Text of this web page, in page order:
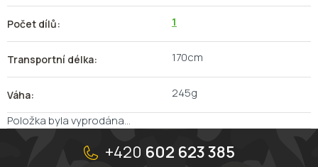
Počet dílů: 1
Transportní délka: 170cm
Váha:
245g
Položka byla vyprodána…
+420 602 623 385